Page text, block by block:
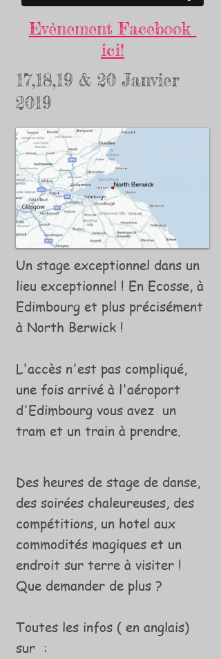
Evènement Facebook
ici!
17,18,19 & 20 Janvier
2019
Un stage exceptionnel dans un
lieu exceptionnel ! En Ecosse, à
Edimbourg et plus précisément
à North Berwick !
L'accès n'est pas compliqué,
une fois arrivé à l'aéroport
d'Edimbourg vous avez un
tram et un train à prendre.
Des heures de stage de danse,
des soirées chaleureuses, des
compétitions, un hotel aux
commodités magiques et un
endroit sur terre à visiter !
Que demander de plus ?
Toutes les infos ( en anglais)
sur :